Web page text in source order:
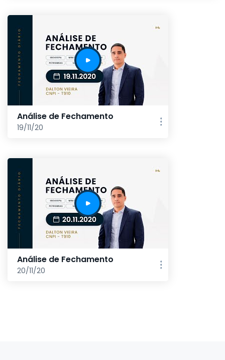
Análise de Fechamento
19/11/20
Análise de Fechamento
20/11/20